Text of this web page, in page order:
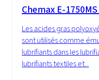
Chemax E-
Les acides gras
sont utilisés comme
lubrifiants dans les
lubrifiants textiles et...